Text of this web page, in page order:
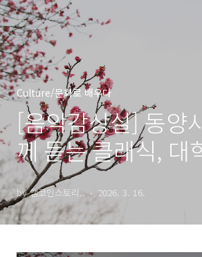
Culture/문화로 배우다
[음악감상실] 동양
께 듣는 클래식, 대
편
by 앰코인스토리.. 2026. 3. 16.